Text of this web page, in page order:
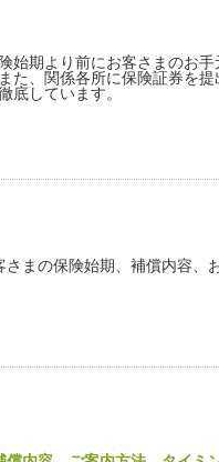
始期より前にお客さまのお
た、関係各所に保険証券を
底しています。
まの保険始期、補償内容、